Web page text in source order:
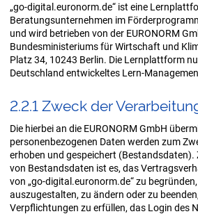
„go-digital.euronorm.de“ ist eine
Beratungsunternehmen im
und wird betrieben von der EURONORM
Bundesministeriums für Wirtschaft und
Platz 34, 10243 Berlin. Die Lernplattform
Deutschland entwickeltes Lern-
2.2.1 Zweck der
Die hierbei an die EURONORM GmbH
personenbezogenen Daten werden zum
erhoben und gespeichert (Bestandsdaten).
von Bestandsdaten ist es, das
von „go-digital.euronorm.de“ zu
auszugestalten, zu ändern oder zu
Verpflichtungen zu erfüllen, das Login des